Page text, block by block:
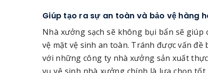
Giúp tạo ra sự an toàn và bảo vệ hàng
Nhà xưởng sạch sẽ không bụi bẩn sẽ
vệ mặt vệ sinh an toàn. Tránh được vấn
với những công ty nhà xưởng sản xuất